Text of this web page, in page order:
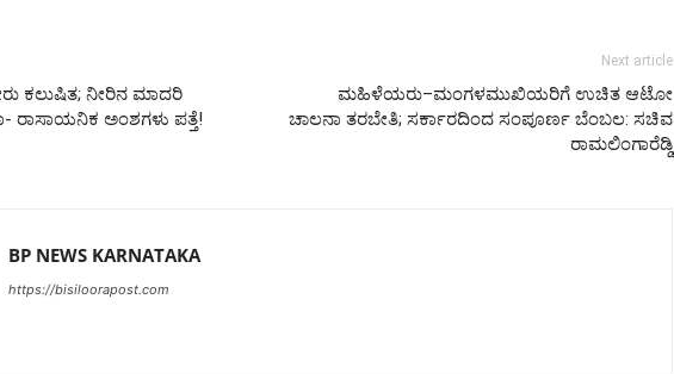
ಕಲುಷಿತ; ನೀರಿನ ಮಾದರಿ
ರಾಸಾಯನಿಕ ಅಂಶಗಳು ಪತ್ತೆ!
Next article
ಮಹಿಳೆಯರು–ಮಂಗಳಮುಖಿಯರಿಗೆ ಉಚಿತ ಆಟೋ
ಚಾಲನಾ ತರಬೇತಿ; ಸರ್ಕಾರದಿಂದ ಸಂಪೂರ್ಣ ಬೆಂಬಲ:‌ ಸಚಿವ
ರಾಮಲಿಂಗಾರೆಡ್ಡಿ
BP NEWS KARNATAKA
https://bisiloorapost.com